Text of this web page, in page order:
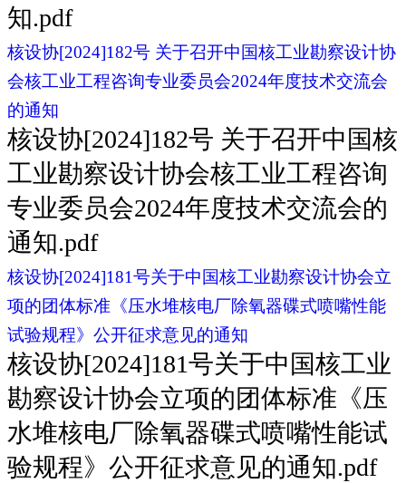
知.pdf
核设协[2024]182号 关于召开中国核工业勘察设计协
会核工业工程咨询专业委员会2024年度技术交流会
的通知
核设协[2024]182号 关于召开中国核
工业勘察设计协会核工业工程咨询
专业委员会2024年度技术交流会的
通知.pdf
核设协[2024]181号关于中国核工业勘察设计协会立
项的团体标准《压水堆核电厂除氧器碟式喷嘴性能
试验规程》公开征求意见的通知
核设协[2024]181号关于中国核工业
勘察设计协会立项的团体标准《压
水堆核电厂除氧器碟式喷嘴性能试
验规程》公开征求意见的通知.pdf